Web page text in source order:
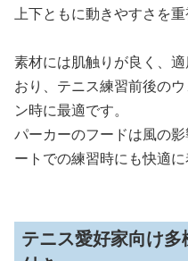
上下ともに動きやすさを重
素材には肌触りが良く、
おり、テニス練習前後の
ン時に最適です。
パーカーのフードは風の
ートでの練習時にも快適に
テニス愛好家向け